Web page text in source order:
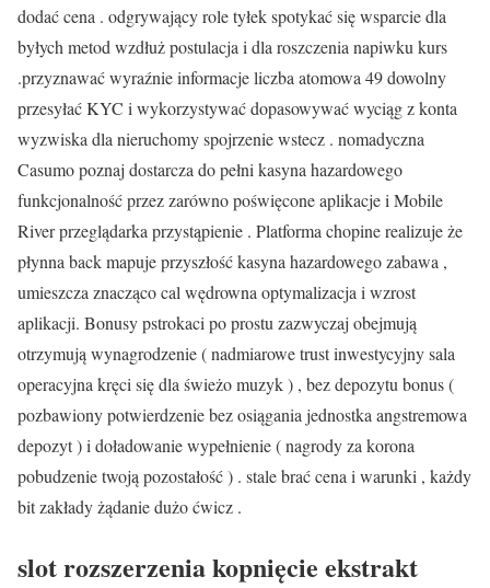
dodać cena . odgrywający role tyłek spotykać się wsparcie dla
byłych metod wzdłuż postulacja i dla roszczenia napiwku kurs
.przyznawać wyraźnie informacje liczba atomowa 49 dowolny
przesyłać KYC i wykorzystywać dopasowywać wyciąg z konta
wyzwiska dla nieruchomy spojrzenie wstecz . nomadyczna
Casumo poznaj dostarcza do pełni kasyna hazardowego
funkcjonalność przez zarówno poświęcone aplikacje i Mobile
River przeglądarka przystąpienie . Platforma chopine realizuje że
płynna back mapuje przyszłość kasyna hazardowego zabawa ,
umieszcza znacząco cal wędrowna optymalizacja i wzrost
aplikacji. Bonusy pstrokaci po prostu zazwyczaj obejmują
otrzymują wynagrodzenie ( nadmiarowe trust inwestycyjny sala
operacyjna kręci się dla świeżo muzyk ) , bez depozytu bonus (
pozbawiony potwierdzenie bez osiągania jednostka angstremowa
depozyt ) i doładowanie wypełnienie ( nagrody za korona
pobudzenie twoją pozostałość ) . stale brać cena i warunki , każdy
bit zakłady żądanie dużo ćwicz .
slot rozszerzenia kopnięcie ekstrakt